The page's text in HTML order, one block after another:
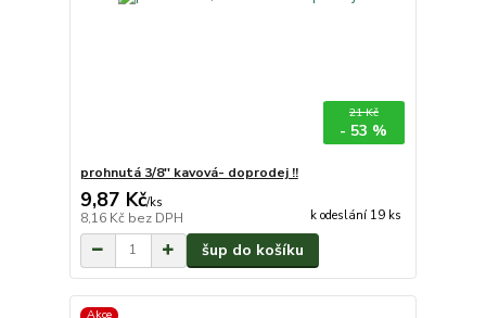
21 Kč
- 53 %
prohnutá 3/8'' kavová- doprodej !!
9,87 Kč/ks
8,16 Kč bez DPH k odeslání 19 ks
šup do košíku
Akce